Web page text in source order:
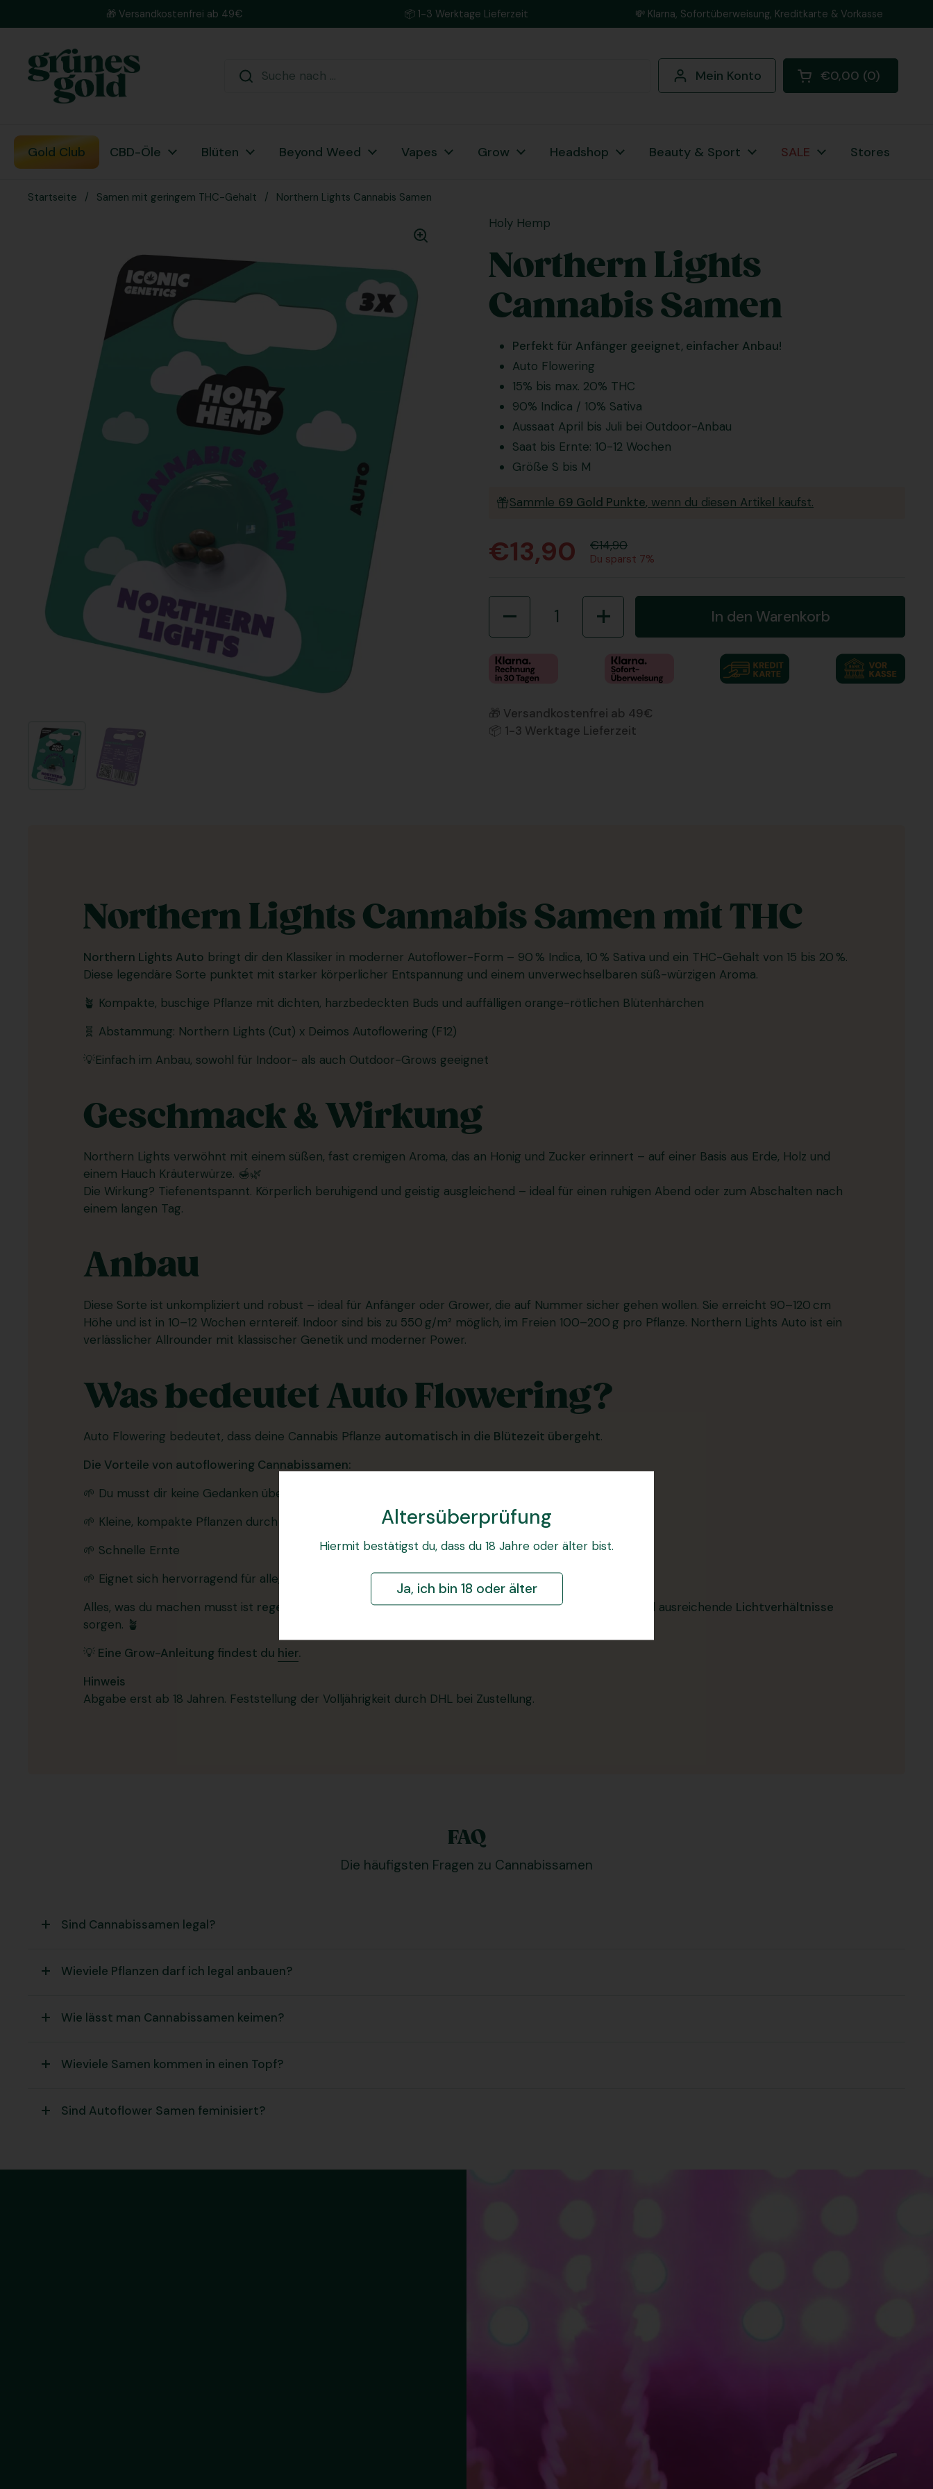
Zum Inhalt springen🎁 Versandkostenfrei ab 49€ 📦 1-3 Werktage Lieferzeit 💸 Klarna, Sofortüberweisung, Kreditkarte & Vorkasse
Mein Konto Warenkorb öffnen
€0,00 0
Gold Club CBD-Öle Blüten Beyond Weed Vapes Grow Headshop Beauty & Sport SALE Stores
Startseite / Samen mit geringem THC-Gehalt / Northern Lights Cannabis Samen
Holy Hemp
Northern Lights
Cannabis Samen
Perfekt für Anfänger geeignet, einfacher Anbau!
Auto Flowering
15% bis max. 20% THC
90% Indica / 10% Sativa
Aussaat April bis Juli bei Outdoor-Anbau
Saat bis Ernte: 10-12 Wochen
Größe S bis M
Sammle 69 Gold Punkte, wenn du diesen Artikel kaufst.
€13,90 €14,90
Du sparst 7%
In den Warenkorb
🎁 Versandkostenfrei ab 49€
📦 1-3 Werktage Lieferzeit
Northern Lights Cannabis Samen mit THC
Northern Lights Auto bringt dir den Klassiker in moderner Autoflower-Form – 90 % Indica, 10 % Sativa und ein THC-Gehalt von 15 bis 20 %.
Diese legendäre Sorte punktet mit starker körperlicher Entspannung und einem unverwechselbaren süß-würzigen Aroma.
🪴 Kompakte, buschige Pflanze mit dichten, harzbedeckten Buds und auffälligen orange-rötlichen Blütenhärchen
🧬 Abstammung: Northern Lights (Cut) x Deimos Autoflowering (F12)
💡Einfach im Anbau, sowohl für Indoor- als auch Outdoor-Grows geeignet
Geschmack & Wirkung
Northern Lights verwöhnt mit einem süßen, fast cremigen Aroma, das an Honig und Zucker erinnert – auf einer Basis aus Erde, Holz und
einem Hauch Kräuterwürze. 🍯🌿
Die Wirkung? Tiefenentspannt. Körperlich beruhigend und geistig ausgleichend – ideal für einen ruhigen Abend oder zum Abschalten nach
einem langen Tag.
Anbau
Diese Sorte ist unkompliziert und robust – ideal für Anfänger oder Grower, die auf Nummer sicher gehen wollen. Sie erreicht 90–120 cm
Höhe und ist in 10–12 Wochen erntereif. Indoor sind bis zu 550 g/m² möglich, im Freien 100–200 g pro Pflanze. Northern Lights Auto ist ein
verlässlicher Allrounder mit klassischer Genetik und moderner Power.
Was bedeutet Auto Flowering?
Auto Flowering bedeutet, dass deine Cannabis Pflanze automatisch in die Blütezeit übergeht.
Die Vorteile von autoflowering Cannabissamen:
🌱 Du musst dir keine Gedanken über den Beleuchtungszyklus machen
🌱 Kleine, kompakte Pflanzen durch kurze Wachstumsphase (perfekt für den Indoor-Anbau)
🌱 Schnelle Ernte
🌱 Eignet sich hervorragend für alle, die das erste Mal Cannabis anbauen möchten
Alles, was du machen musst ist regelmäßig düngen ,gießen, für eine angemesseneLuftfeuchtigkeit und ausreichende Lichtverhältnisse
sorgen. 🪴
💡 Eine Grow-Anleitung findest du hier.
Hinweis
Abgabe erst ab 18 Jahren. Feststellung der Volljährigkeit durch DHL bei Zustellung.
FAQ
Die häufigsten Fragen zu Cannabissamen
Sind Cannabissamen legal?
Wieviele Pflanzen darf ich legal anbauen?
Wie lässt man Cannabissamen keimen?
Wieviele Samen kommen in einen Topf?
Sind Autoflower Samen feminisiert?
Altersüberprüfung
Hiermit bestätigst du, dass du 18 Jahre oder älter bist.
Ja, ich bin 18 oder älter